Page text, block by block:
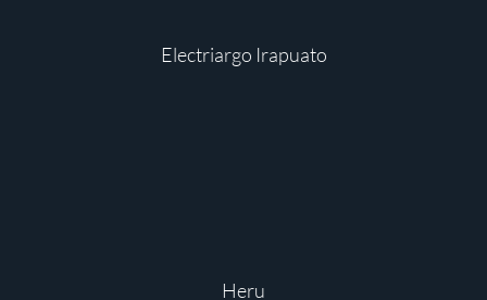
Electriargo Irapuato
Heru